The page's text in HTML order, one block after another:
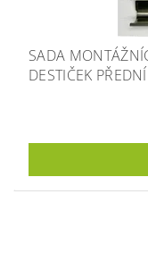
SADA
DESTIČEK PŘEDNÍ